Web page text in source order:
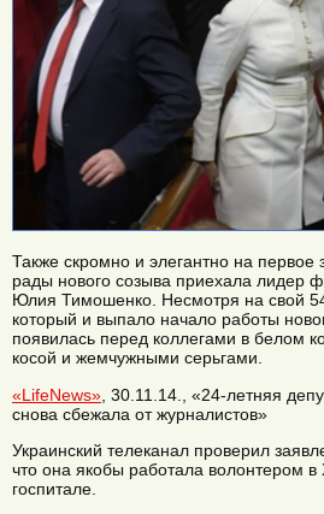
Также скромно и элегантно на первое
рады нового созыва приехала лидер
Юлия Тимошенко. Несмотря на свой
который и выпало начало работы
появилась перед коллегами в белом
косой и жемчужными серьгами.
«LifeNews» , 30.11.14., «24-летняя
снова сбежала от журналистов»
Украинский телеканал проверил
что она якобы работала волонтером в
госпитале.